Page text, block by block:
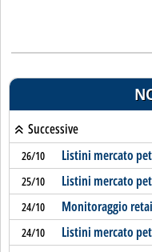
Successive
26/10 Listini mercato
25/10 Listini mercato
24/10 Monitoraggio
24/10 Listini mercato